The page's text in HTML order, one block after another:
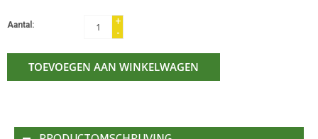
Aantal:
+
-
TOEVOEGEN AAN WINKELWAGEN